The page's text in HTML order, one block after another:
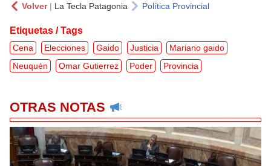
Volver| La Tecla Patagonia Política Provincial
Etiquetas / Tags
Cena Elecciones Gaido Justicia
Mariano gaido
Neuquén
Omar Gutierrez Poder Provincia
OTRAS NOTAS